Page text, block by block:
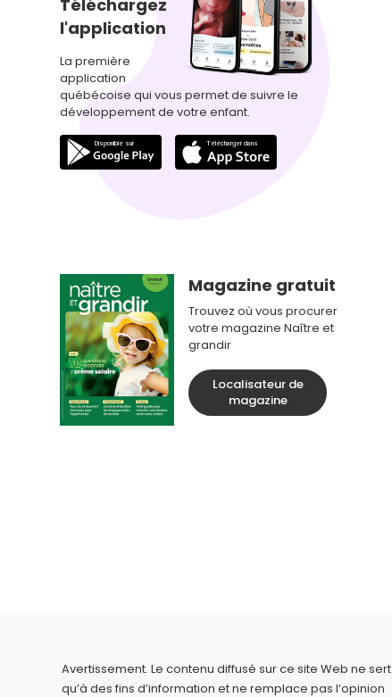
Téléchargez
l'application
La première
application
québécoise qui vous permet de suivre le
développement de votre enfant.
Magazine gratuit
Trouvez où vous procurer
votre magazine Naître et
grandir
Localisateur de
magazine
Avertissement. Le contenu diffusé sur ce site Web ne sert
qu’à des fins d’information et ne remplace pas l’opinion